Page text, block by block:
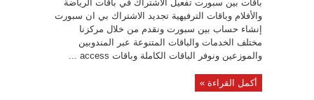
باقات بين سبورت تفعيل الاشتراك في باقات الرياضة
والأفلام وباقات الترفيهية تجديد الاشتراك بي ان سبورت
إنشاء حساب بين سبورت ونقدم من خلال مركزنا
مختلف الخدمات والباقات المتنوعة عبر المندوبين
والموزعين ونوفر الباقات الكاملة وباقات access ...
أكمل القراءة »